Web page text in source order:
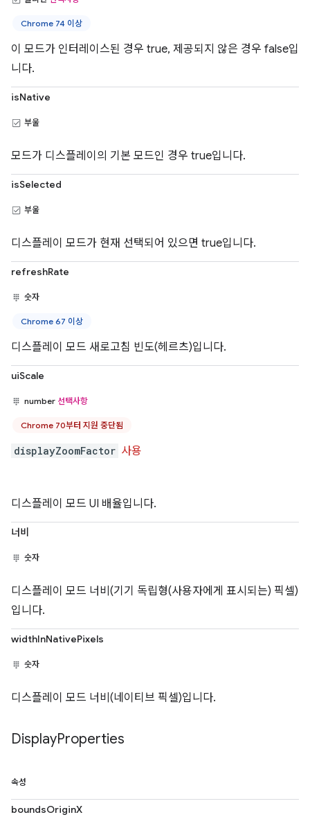
Chrome 74 이상
이 모드가 인터레이스된 경우 true, 제공되지 않은 경우 false입
니다.
isNative
부울
모드가 디스플레이의 기본 모드인 경우 true입니다.
isSelected
부울
디스플레이 모드가 현재 선택되어 있으면 true입니다.
refreshRate
숫자
Chrome 67 이상
디스플레이 모드 새로고침 빈도(헤르츠)입니다.
uiScale
number 선택사항
Chrome 70부터 지원 중단됨
displayZoomFactor 사용
디스플레이 모드 UI 배율입니다.
너비
숫자
디스플레이 모드 너비(기기 독립형(사용자에게 표시되는) 픽셀)
입니다.
widthInNativePixels
숫자
디스플레이 모드 너비(네이티브 픽셀)입니다.
DisplayProperties
속성
boundsOriginX